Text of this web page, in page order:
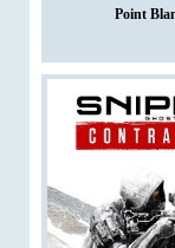
Point